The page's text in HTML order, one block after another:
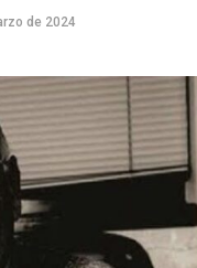
de 2024